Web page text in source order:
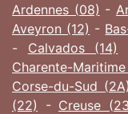
Ardennes (08) -
Aveyron (12) -
- Calvados (14)
Charente-
Corse-du-Sud (2A)
(22) - Creuse